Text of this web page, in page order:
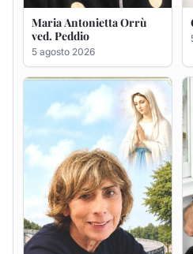
Rosa Maria Usai ved.
D'Attellis
5 agosto 2026